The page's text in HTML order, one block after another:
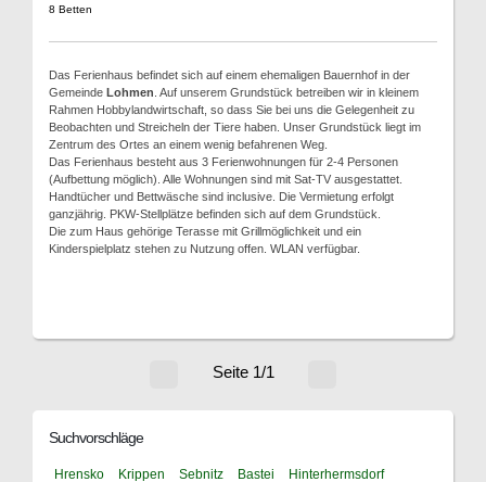
8 Betten
Das Ferienhaus befindet sich auf einem ehemaligen Bauernhof in der
Gemeinde Lohmen . Auf unserem Grundstück betreiben wir in kleinem
Rahmen Hobbylandwirtschaft, so dass Sie bei uns die Gelegenheit zu
Beobachten und Streicheln der Tiere haben. Unser Grundstück liegt im
Zentrum des Ortes an einem wenig befahrenen Weg.
Das Ferienhaus besteht aus 3 Ferienwohnungen für 2-4 Personen
(Aufbettung möglich). Alle Wohnungen sind mit Sat-TV ausgestattet.
Handtücher und Bettwäsche sind inclusive. Die Vermietung erfolgt
ganzjährig. PKW-Stellplätze befinden sich auf dem Grundstück.
Die zum Haus gehörige Terasse mit Grillmöglichkeit und ein
Kinderspielplatz stehen zu Nutzung offen. WLAN verfügbar.
Seite 1/1
Suchvorschläge
Hrensko Krippen Sebnitz Bastei
Hinterhermsdorf